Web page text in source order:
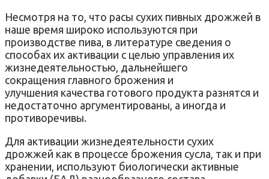
Несмотря на то, что расы сухих пивных дрожжей в
наше время широко используются при
производстве пива, в литературе сведения о
способах их активации с целью управления их
жизнедеятельностью, дальнейшего
сокращения главного брожения и
улучшения качества готового продукта разнятся и
недостаточно аргументированы, а иногда и
противоречивы.
Для активации жизнедеятельности сухих
дрожжей как в процессе брожения сусла, так и при
хранении, используют биологически активные